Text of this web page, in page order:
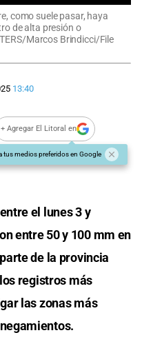
como suele pasar, haya
de alta presión o
Marcos Brindicci/File
13:40
+ Agregar El Litoral en
tus medios preferidos en Google
el lunes 3 y
entre 50 y 100 mm en
de la provincia
registros más
las zonas más